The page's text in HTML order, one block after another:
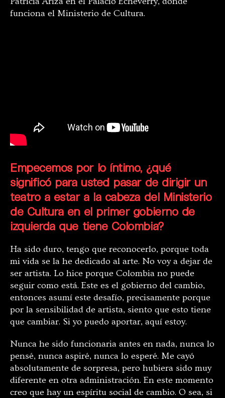
funciona el Ministerio de Cultura.
Empecemos por lo íntimo, ¿qué
significó para usted pasar de dirigir un
teatro a estar a la cabeza del Ministerio
de Cultura en el primer gobierno de
izquierda que tiene Colombia?
Ha sido duro, tengo que reconocerlo, porque toda
mi vida se la he dedicado al arte. No voy a dejar de
ser artista. Lo hice porque Colombia no puede
seguir como está. Este es el gobierno del cambio,
entonces asumí este desafío, precisamente porque
por la sensibilidad de artista, siento que esto tiene
que cambiar. Si yo puedo aportar, aquí estoy.
Nunca he sido funcionaria antes en nada, nunca lo
pensé, nunca aspiré, nunca lo esperé. Me cayó
absolutamente de sorpresa, pero hubiera sido muy
diferente en otra administración. En este momento
creo que hay un espíritu social de cambio. O sea, si